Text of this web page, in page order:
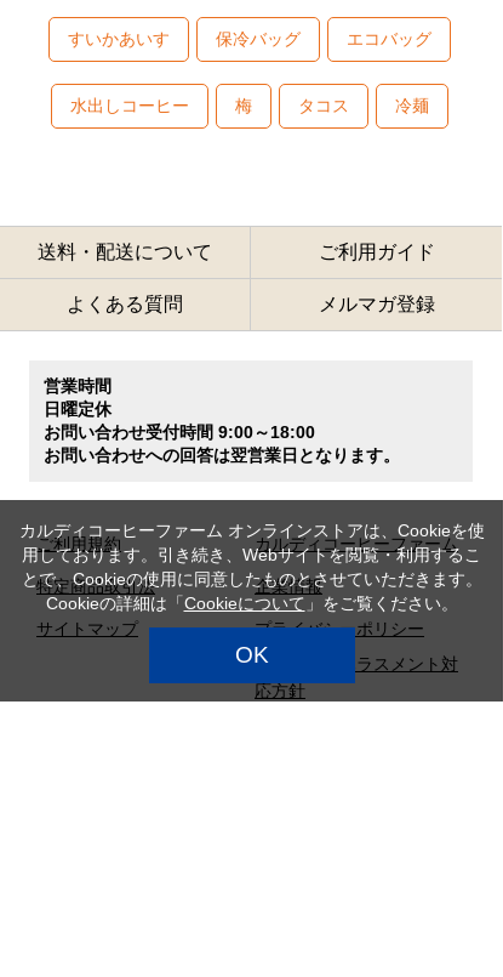
すいかあいす 保冷バッグ エコバッグ
水出しコーヒー 梅 タコス 冷麺
送料・配送について ご利用ガイド
よくある質問 メルマガ登録
営業時間
日曜定休
お問い合わせ受付時間 9:00～18:00
お問い合わせへの回答は翌営業日となります。
ご利用規約
特定商品取引法
サイトマップ
カルディコーヒーファーム
企業情報
プライバシーポリシー
カスタマーハラスメント対
応方針
カルディコーヒーファーム オンラインストアは、Cookieを使
用しております。引き続き、Webサイトを閲覧・利用するこ
とで、Cookieの使用に同意したものとさせていただきます。
Cookieの詳細は「 Cookieについて 」をご覧ください。
OK